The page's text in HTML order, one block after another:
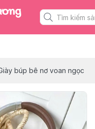
búp bê nơ voan ngọc